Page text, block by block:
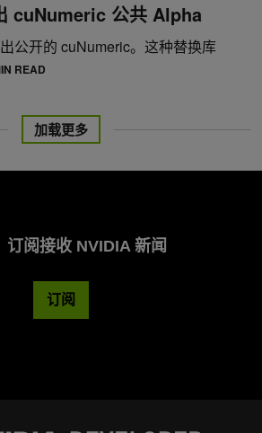
cuNumeric 公共 Alpha
公开的 cuNumeric。这种替换库
READ
加载更多
订阅接收 NVIDIA 新闻
订阅